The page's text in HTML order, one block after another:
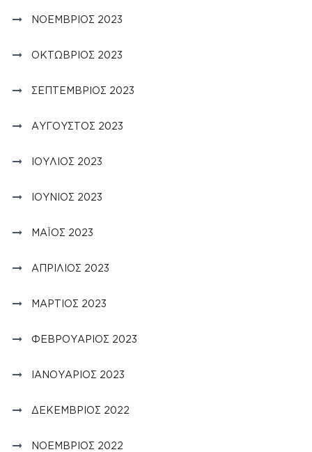
ΝΟΈΜΒΡΙΟΣ 2023
ΟΚΤΏΒΡΙΟΣ 2023
ΣΕΠΤΈΜΒΡΙΟΣ 2023
ΑΎΓΟΥΣΤΟΣ 2023
ΙΟΎΛΙΟΣ 2023
ΙΟΎΝΙΟΣ 2023
ΜΆΙΟΣ 2023
ΑΠΡΊΛΙΟΣ 2023
ΜΆΡΤΙΟΣ 2023
ΦΕΒΡΟΥΆΡΙΟΣ 2023
ΙΑΝΟΥΆΡΙΟΣ 2023
ΔΕΚΈΜΒΡΙΟΣ 2022
ΝΟΈΜΒΡΙΟΣ 2022